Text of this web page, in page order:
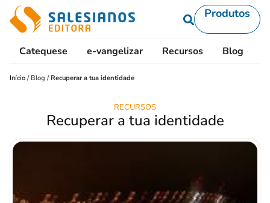
Produtos
Catequese e-vangelizar Recursos Blog
Início / Blog /Recuperar a tua identidade
RECURSOS
Recuperar a tua identidade